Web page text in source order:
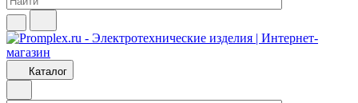
Каталог